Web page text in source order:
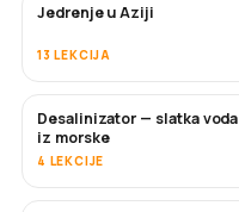
USKORO
Jedrenje u Aziji
13 LEKCIJA
USKORO
Desalinizator — slatka voda
iz morske
4 LEKCIJE